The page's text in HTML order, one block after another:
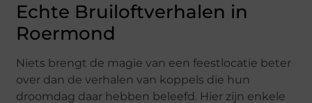
Echte Bruiloftverhalen in
Roermond
Niets brengt de magie van een feestlocatie beter
over dan de verhalen van koppels die hun
droomdag daar hebben beleefd. Hier zijn enkele